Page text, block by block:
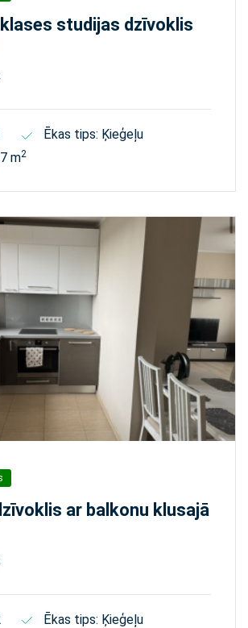
studijas dzīvoklis
Ēkas tips: Ķieģeļu
m2
ar balkonu klusajā
Ēkas tips: Ķieģeļu